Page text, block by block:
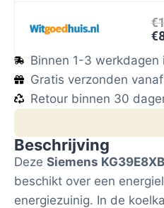
Binnen 1-3 werkdagen
Gratis verzonden
Retour binnen 30
Beschrijving
Deze Siemens
beschikt over een
energiezuinig. In de